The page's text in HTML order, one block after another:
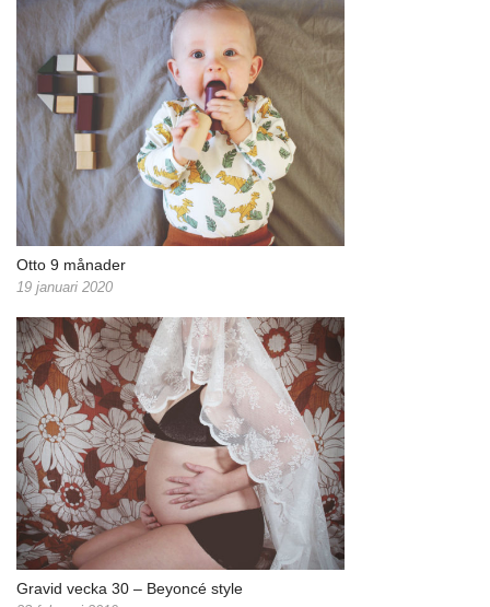
Otto 9 månader
19 januari 2020
Gravid vecka 30 – Beyoncé style